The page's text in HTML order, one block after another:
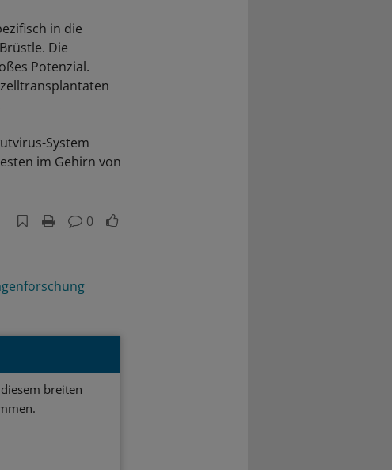
in die
Die
Potenzial.
System
im Gehirn von
0
breiten